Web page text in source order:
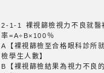
2-1-1 裸視篩檢視力不良就醫
率=A÷B×100％
A【裸視篩檢至合格眼科診所
檢學生人數】
B【裸視篩檢結果為視力不良